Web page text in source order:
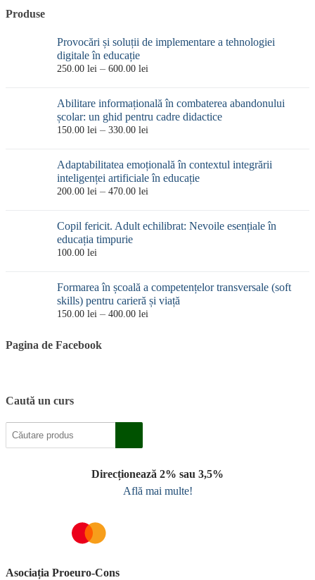
Produse
Provocări și soluții de implementare a tehnologiei
digitale în educație
250.00 lei – 600.00 leiInterval
250.00 lei
până
la
Abilitare informațională în combaterea abandonului
școlar: un ghid pentru cadre didactice
150.00 lei – 330.00 leiInterval
150.00 lei
până
la
Adaptabilitatea emoțională în contextul integrării
inteligenței artificiale în educație
200.00 lei – 470.00 leiInterval
200.00 lei
Copil fericit. Adult echilibrat: Nevoile esențiale în
educația timpurie
100.00 lei
Formarea în școală a competențelor transversale (soft
skills) pentru carieră și viață
150.00 lei – 400.00 leiInterval
Pagina de Facebook
Caută un curs
Direcționează 2% sau 3,5%
Află mai multe!
Asociația Proeuro-Cons